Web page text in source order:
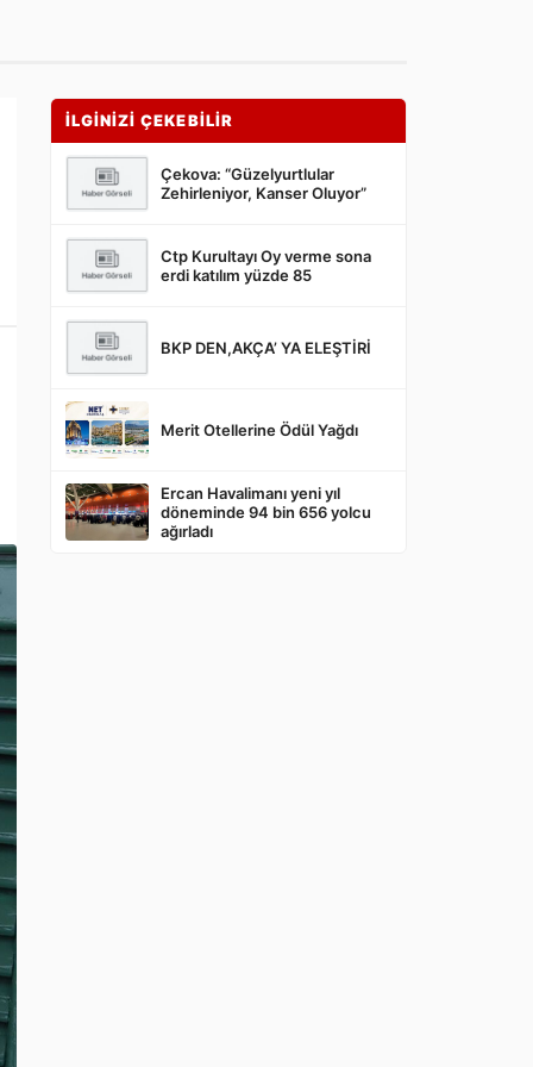
İLGİNİZİ ÇEKEBİLİR
Çekova: “Güzelyurtlular
Zehirleniyor, Kanser Oluyor”
Ctp Kurultayı Oy verme sona
erdi katılım yüzde 85
BKP DEN,AKÇA’ YA ELEŞTİRİ
Merit Otellerine Ödül Yağdı
Ercan Havalimanı yeni yıl
döneminde 94 bin 656 yolcu
ağırladı